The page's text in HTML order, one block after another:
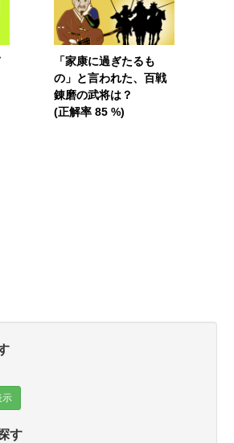
「家康に過ぎたるも
の」と言われた、百戦
錬磨の武将は？
(正解率 85 %)
示
す